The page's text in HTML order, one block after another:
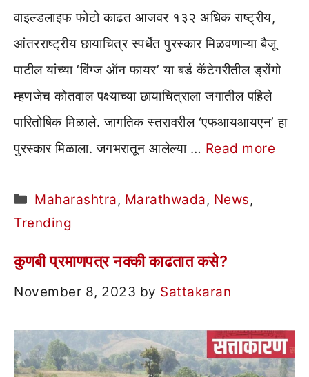
वाइल्डलाइफ फोटो काढत आजवर १३२ अधिक राष्ट्रीय,
आंतरराष्ट्रीय छायाचित्र स्पर्धेत पुरस्कार मिळवणाऱ्या बैजू
पाटील यांच्या ‘विंग्ज ऑन फायर’ या बर्ड कॅटेगरीतील ड्रोंगो
म्हणजेच कोतवाल पक्ष्याच्या छायाचित्राला जगातील पहिले
पारितोषिक मिळाले. जागतिक स्तरावरील ‘एफआयआयएन’ हा
पुरस्कार मिळाला. जगभरातून आलेल्या … Read more
Categories
Maharashtra, Marathwada, News,
Trending
कुणबी प्रमाणपत्र नक्की काढतात कसे?
November 8, 2023 by Sattakaran